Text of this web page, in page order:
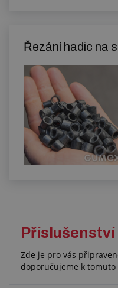
Řezání hadic na
Příslušenství
Zde je pro vás
doporučujeme k